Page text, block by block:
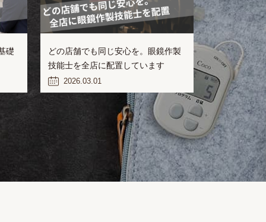
礎
どの店舗でも同じ安心を。眼鏡作製
技能士を全店に配置しています
2026.03.01